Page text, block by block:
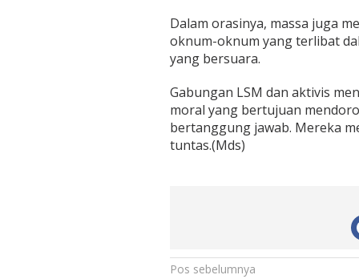
Dalam orasinya, massa juga
oknum-oknum yang terlibat
yang bersuara.
Gabungan LSM dan aktivis
moral yang bertujuan
bertanggung jawab. Mereka
tuntas.(Mds)
N
Pos sebelumnya